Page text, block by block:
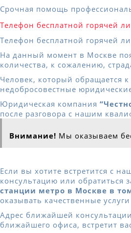
Срочная помощь
Телефон бесплатной горячей
Телефон бесплатной горячей
На данный момент в Москве
количества, к сожалению,
Человек, который обращается
недобросовестные
Юридическая компания
после разговора с нашим
Внимание! Мы оказываем
Если вы хотите встретится с
консультацию или
станции метро в Москве в
оказывать качественные
Адрес ближайшей
ближайшего офиса, встретит